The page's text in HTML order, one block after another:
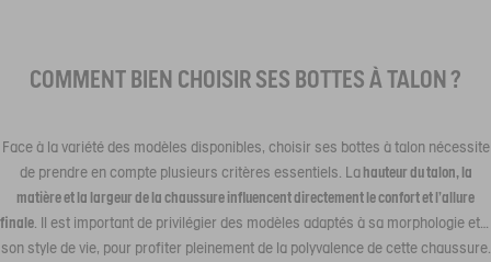
COMMENT BIEN CHOISIR SES BOTTES À TALON ?
Face à la variété des modèles disponibles, choisir ses bottes à talon nécessite
de prendre en compte plusieurs critères essentiels. Lahauteur du talon, la
matière et la largeur de la chaussure influencent directement le confort et l’allure
finale . Il est important de privilégier des modèles adaptés à sa morphologie et à
son style de vie, pour profiter pleinement de la polyvalence de cette chaussure.